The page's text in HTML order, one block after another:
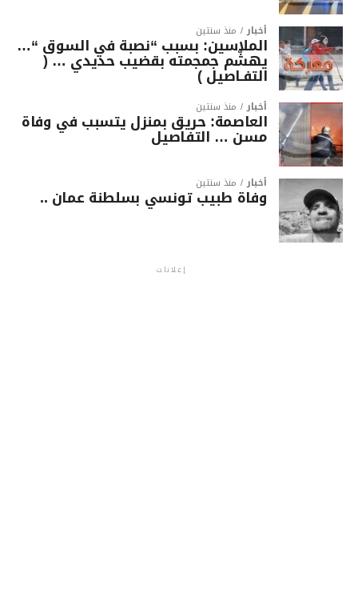
أخبار منذ سنتين
الملاسين: بسبب “نصبة في السوق “…
يهشّم جمجمته بقضيب حديدي … (
التفـاصيل )
أخبار منذ سنتين
العاصمة: حريق بمنزل يتسبب في وفاة
مسن … التفاصيل
أخبار منذ سنتين
وفاة طبيب تونسي بسلطنة عمان ..
إعلانات